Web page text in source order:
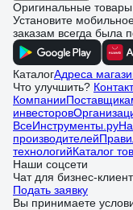
Оригинальные товары
Установите
заказам всегда была
КаталогАдреса
Что улучшить?
Компании
инвесторов
ВсеИнструменты.ру
производителей
технологийКаталог
Наши соцсети
Чат для бизнес-
Подать заявку
Вы принимаете